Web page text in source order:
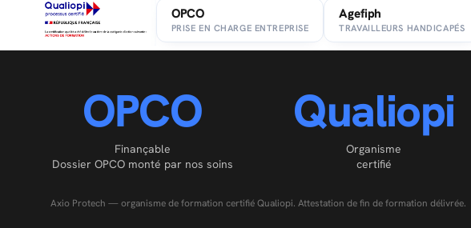
OPCO
PRISE EN CHARGE ENTREPRISE
Agefiph
TRAVAILLEURS HANDICAPÉS
OPCO
Finançable
Dossier OPCO monté par nos soins
Qualiopi
Organisme
certifié
Axio Protech — organisme de formation certifié Qualiopi. Attestation de fin de formation délivrée.